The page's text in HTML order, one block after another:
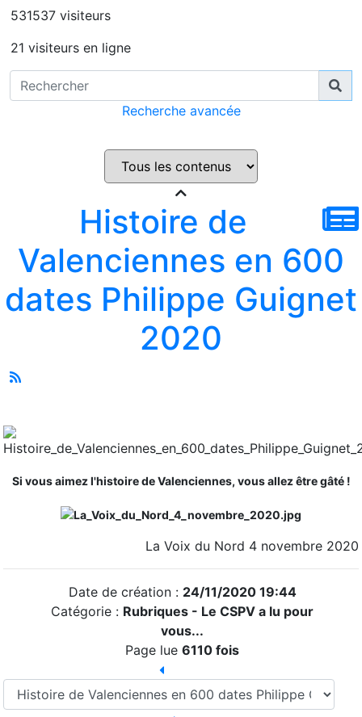
531537 visiteurs
21 visiteurs en ligne
Recherche avancée
Histoire de
Valenciennes en 600
dates Philippe Guignet
2020
Si vous aimez l'histoire de Valenciennes, vous allez être gâté !
La Voix du Nord 4 novembre 2020
Date de création : 24/11/2020 19:44
Catégorie : Rubriques - Le CSPV a lu pour
vous...
Page lue 6110 fois